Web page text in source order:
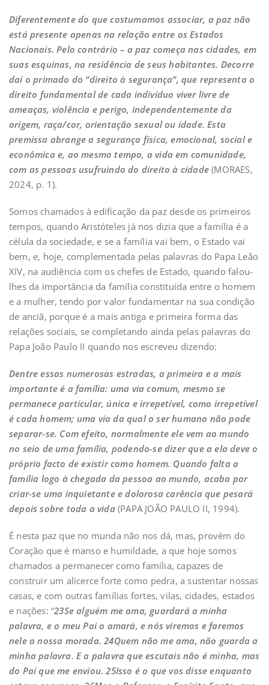
Diferentemente do que costumamos associar, a paz não
está presente apenas na relação entre os Estados
Nacionais. Pelo contrário – a paz começa nas cidades, em
suas esquinas, na residência de seus habitantes. Decorre
daí o primado do “direito à segurança”, que representa o
direito fundamental de cada indivíduo viver livre de
ameaças, violência e perigo, independentemente da
origem, raça/cor, orientação sexual ou idade. Esta
premissa abrange a segurança física, emocional, social e
econômica e, ao mesmo tempo, a vida em comunidade,
com as pessoas usufruindo do direito à cidade(MORAES,
2024, p. 1).
Somos chamados à edificação da paz desde os primeiros
tempos, quando Aristóteles já nos dizia que a família é a
célula da sociedade, e se a família vai bem, o Estado vai
bem, e, hoje, complementada pelas palavras do Papa Leão
XIV, na audiência com os chefes de Estado, quando falou-
lhes da importância da família constituída entre o homem
e a mulher, tendo por valor fundamentar na sua condição
de anciã, porque é a mais antiga e primeira forma das
relações sociais, se completando ainda pelas palavras do
Papa João Paulo II quando nos escreveu dizendo:
Dentre essas numerosas estradas, a primeira e a mais
importante é a família: uma via comum, mesmo se
permanece particular, única e irrepetível, como irrepetível
é cada homem; uma via da qual o ser humano não pode
separar-se. Com efeito, normalmente ele vem ao mundo
no seio de uma família, podendo-se dizer que a ela deve o
próprio facto de existir como homem. Quando falta a
família logo à chegada da pessoa ao mundo, acaba por
criar-se uma inquietante e dolorosa carência que pesará
depois sobre toda a vida(PAPA JOÃO PAULO II, 1994).
É nesta paz que no munda não nos dá, mas, provém do
Coração que é manso e humildade, a que hoje somos
chamados a permanecer como família, capazes de
construir um alicerce forte como pedra, a sustentar nossas
casas, e com outras famílias fortes, vilas, cidades, estados
e nações: “23Se alguém me ama, guardará a minha
palavra, e o meu Pai o amará, e nós viremos e faremos
nele a nossa morada. 24Quem não me ama, não guarda a
minha palavra. E a palavra que escutais não é minha, mas
do Pai que me enviou. 25Isso é o que vos disse enquanto